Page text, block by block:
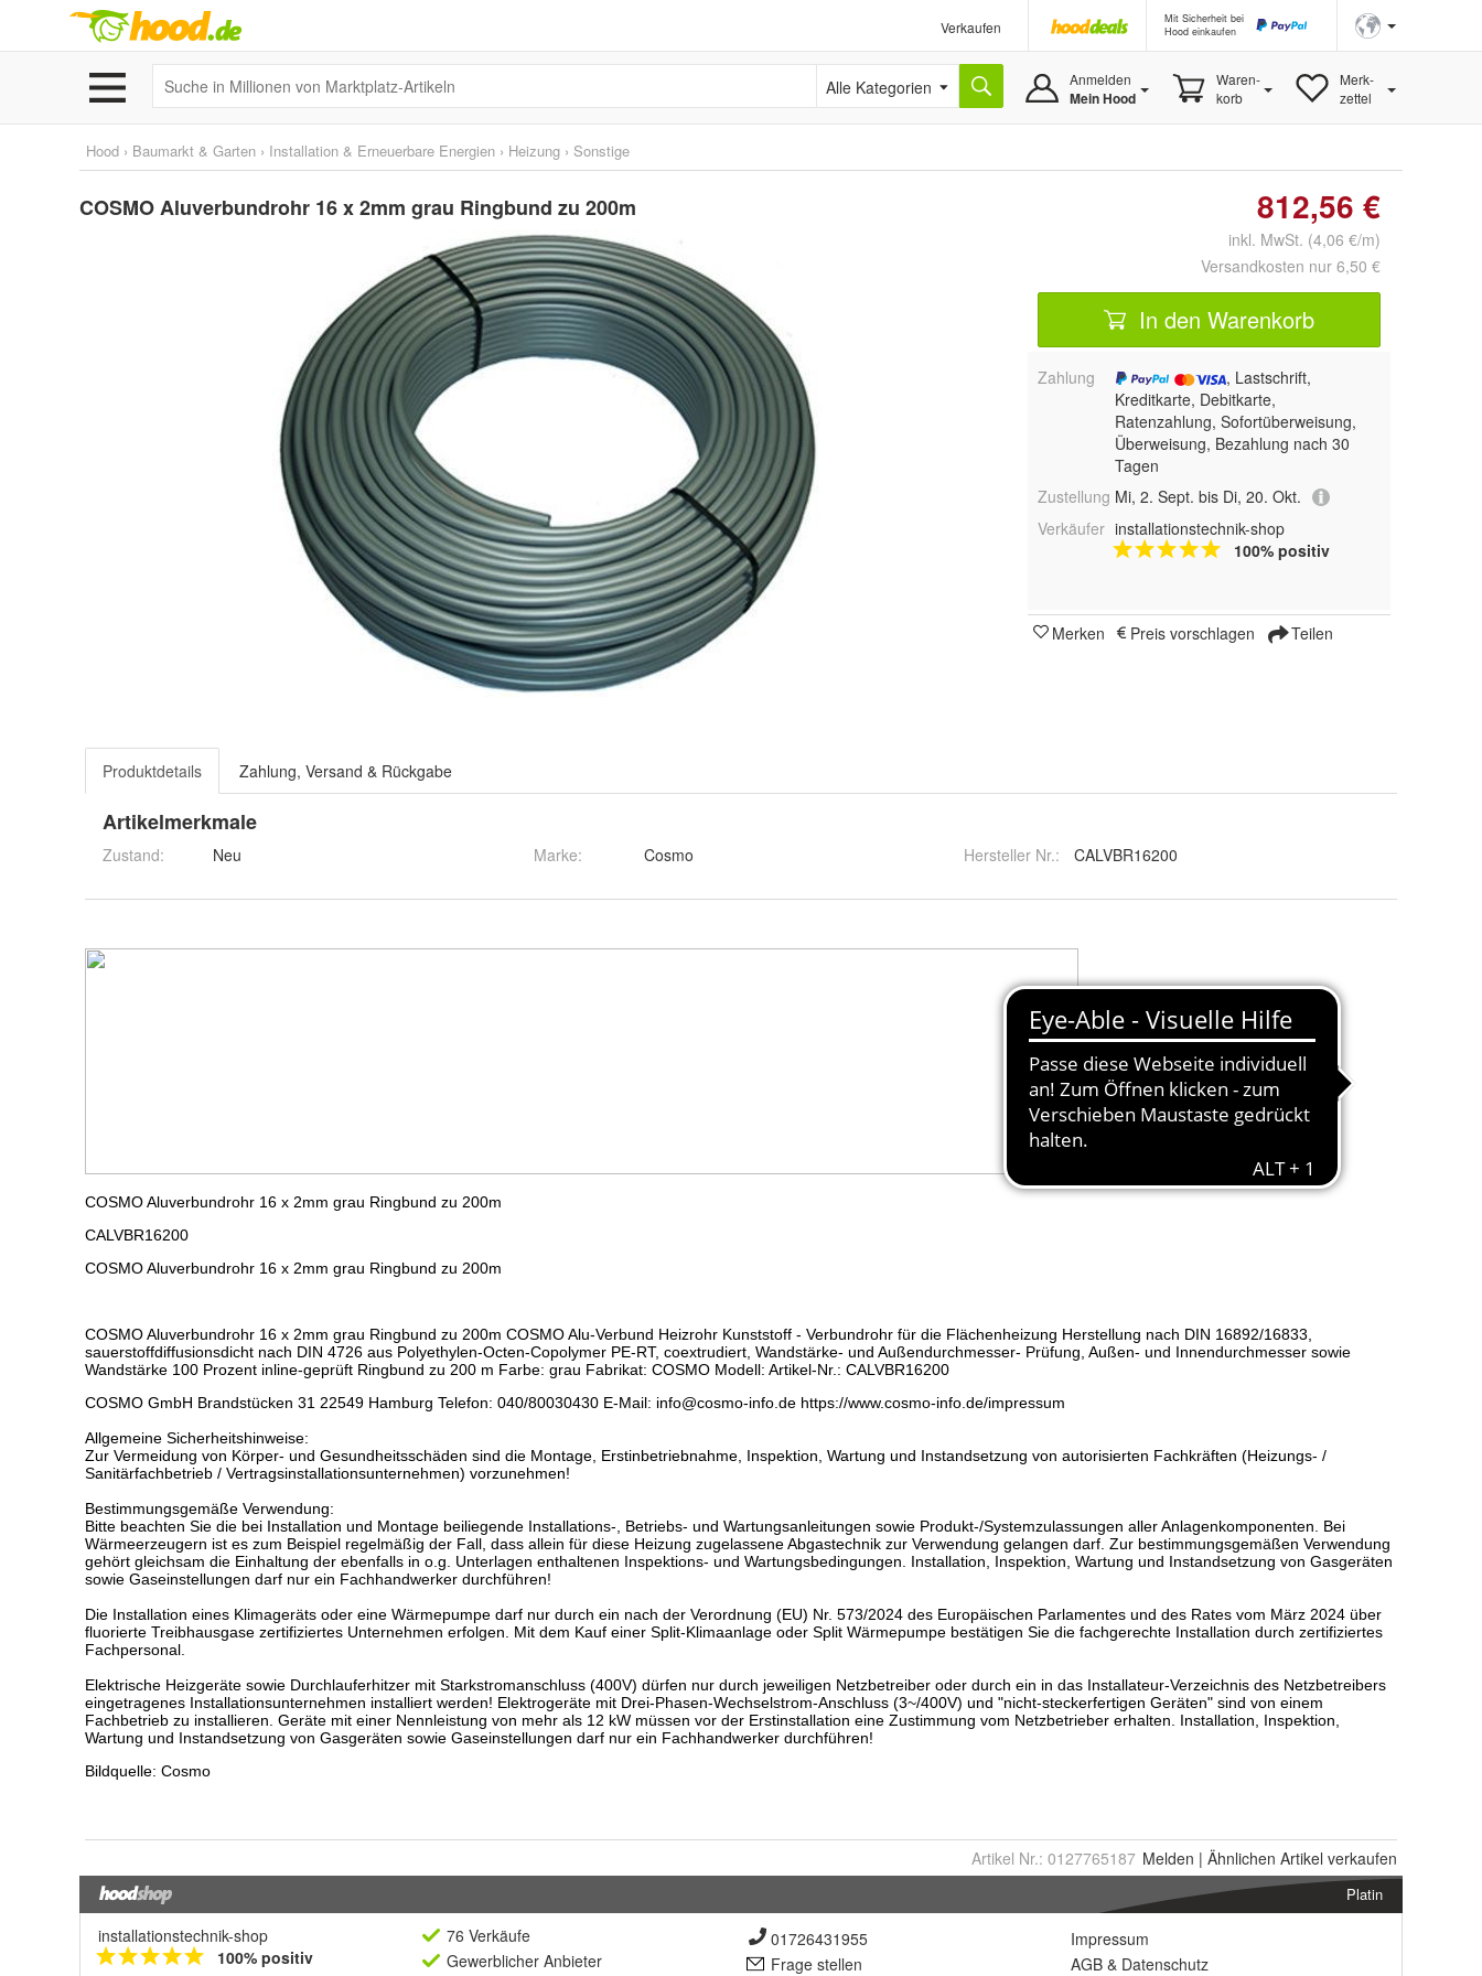
Verkaufen
Mit Sicherheit bei
Hood einkaufen
Alle Kategorien Anmelden
Mein Hood
Waren-
korb
Merk-
zettel
Hood › Baumarkt & Garten › Installation & Erneuerbare Energien › Heizung › Sonstige
COSMO Aluverbundrohr 16 x 2mm grau Ringbund zu 200m 812,56 €
inkl. MwSt. (4,06 €/m)
Versandkosten nur 6,50 €
In den Warenkorb
Zahlung
, Lastschrift,
Kreditkarte, Debitkarte,
Ratenzahlung, Sofortüberweisung,
Überweisung, Bezahlung nach 30
Tagen
Zustellung Mi, 2. Sept. bis Di, 20. Okt.
Verkäufer installationstechnik-shop
100% positiv
Merken Preis vorschlagen Teilen
Produktdetails Zahlung, Versand & Rückgabe
Artikelmerkmale
Zustand: Neu Marke: Cosmo Hersteller Nr.: CALVBR16200
Artikel Nr.: 0127765187 Melden | Ähnlichen Artikel verkaufen
Platin
installationstechnik-shop
100% positiv
76 Verkäufe
Gewerblicher Anbieter
01726431955
Frage stellen
Impressum
AGB & Datenschutz